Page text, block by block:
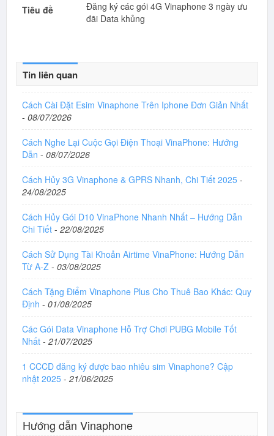
Tiêu đề
Đăng ký các gói 4G Vinaphone 3 ngày ưu
đãi Data khủng
Tin liên quan
Cách Cài Đặt Esim Vinaphone Trên Iphone Đơn Giản Nhất
- 08/07/2026
Cách Nghe Lại Cuộc Gọi Điện Thoại VinaPhone: Hướng
Dẫn - 08/07/2026
Cách Hủy 3G Vinaphone & GPRS Nhanh, Chi Tiết 2025 -
24/08/2025
Cách Hủy Gói D10 VinaPhone Nhanh Nhất – Hướng Dẫn
Chi Tiết - 22/08/2025
Cách Sử Dụng Tài Khoản Airtime VinaPhone: Hướng Dẫn
Từ A-Z - 03/08/2025
Cách Tặng Điểm Vinaphone Plus Cho Thuê Bao Khác: Quy
Định - 01/08/2025
Các Gói Data Vinaphone Hỗ Trợ Chơi PUBG Mobile Tốt
Nhất - 21/07/2025
1 CCCD đăng ký được bao nhiêu sim Vinaphone? Cập
nhật 2025 - 21/06/2025
Hướng dẫn Vinaphone